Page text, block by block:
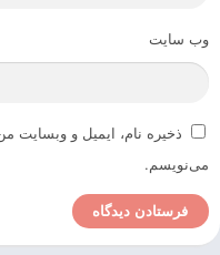
وب‌ سایت
ذخیره نام، ایمیل و وبسایت
می‌نویسم.